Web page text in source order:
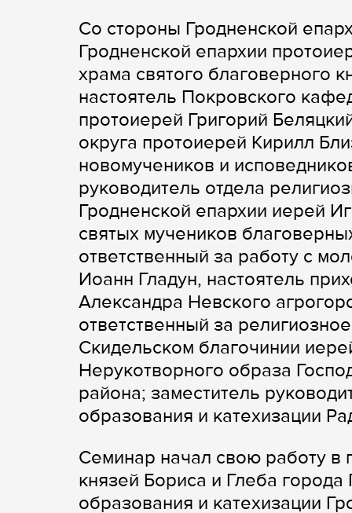
Со стороны Гродненской
Гродненской епархии
храма святого благоверного
настоятель Покровского
протоиерей Григорий
округа протоиерей Кирилл
новомучеников и
руководитель отдела
Гродненской епархии иерей
святых мучеников
ответственный за работу с
Иоанн Гладун, настоятель
Александра Невского
ответственный за
Скидельском благочинии
Нерукотворного образа
района; заместитель
образования и катехизации
Семинар начал свою работу в
князей Бориса и Глеба
образования и катехизации